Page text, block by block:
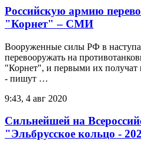
Российскую армию
"Корнет" – СМИ
Вооруженные силы РФ в
перевооружать на
"Корнет", и первыми их получат
- пишут …
9:43, 4 авг 2020
Сильнейшей на
"Эльбрусское кольцо -